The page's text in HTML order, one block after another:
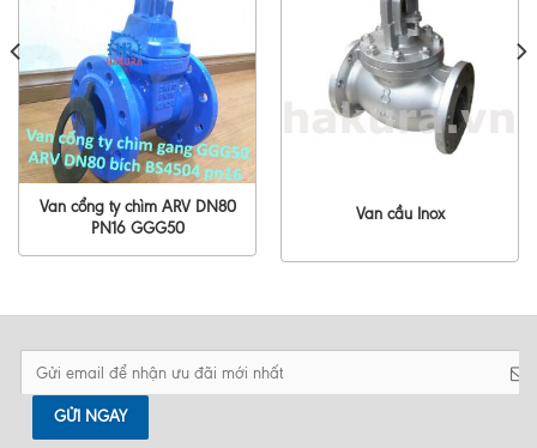
Van cổng ty chìm ARV DN80
PN16 GGG50
Van cầu Inox
GỬI NGAY